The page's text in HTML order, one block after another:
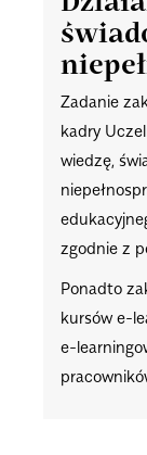
Zadanie
kadry
wiedzę,
zgodnie z
Ponadto
kursów e-
e-